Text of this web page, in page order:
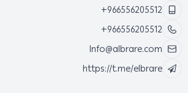
+966556205512
+966556205512
Info@albrare.com
https://t.me/elbrare